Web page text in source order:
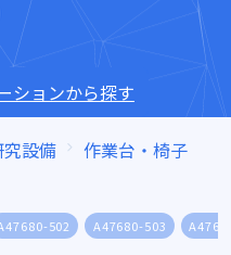
ションから探す
設備
作業台・椅子
502 A47680-503